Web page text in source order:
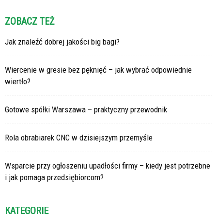
ZOBACZ TEŻ
Jak znaleźć dobrej jakości big bagi?
Wiercenie w gresie bez pęknięć – jak wybrać odpowiednie
wiertło?
Gotowe spółki Warszawa – praktyczny przewodnik
Rola obrabiarek CNC w dzisiejszym przemyśle
Wsparcie przy ogłoszeniu upadłości firmy – kiedy jest potrzebne
i jak pomaga przedsiębiorcom?
KATEGORIE